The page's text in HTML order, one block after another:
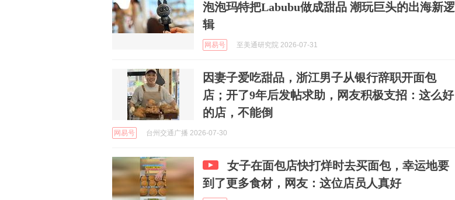
泡泡玛特把Labubu做成甜品 潮玩巨头的出海新逻
辑
网易号 至美通研究院 2026-07-31
因妻子爱吃甜品，浙江男子从银行辞职开面包
店；开了9年后发帖求助，网友积极支招：这么好
的店，不能倒
网易号 台州交通广播 2026-07-30
女子在面包店快打烊时去买面包，幸运地要
到了更多食材，网友：这位店员人真好